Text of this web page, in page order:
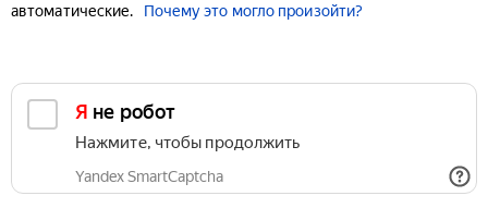
автоматические.
Почему это могло произойти?
Я не робот
Нажмите, чтобы продолжить
Yandex SmartCaptcha